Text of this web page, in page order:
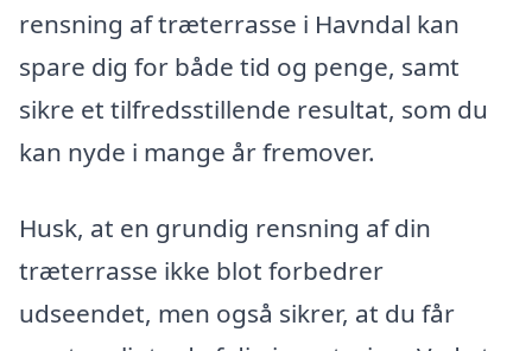
rensning af træterrasse i Havndal kan
spare dig for både tid og penge, samt
sikre et tilfredsstillende resultat, som du
kan nyde i mange år fremover.
Husk, at en grundig rensning af din
træterrasse ikke blot forbedrer
udseendet, men også sikrer, at du får